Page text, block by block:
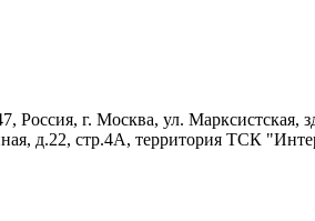
Россия, г. Москва, ул. Марксистская,
д.22, стр.4А, территория ТСК